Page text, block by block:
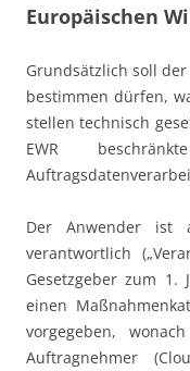
Europäischen
Grundsätzlich soll
bestimmen dürfen,
stellen technisch
EWR
Der Anwender ist
verantwortlich
Gesetzgeber zum 1.
einen
vorgegeben,
Auftragnehmer